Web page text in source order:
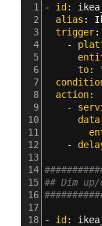
1 - id :
2
  alias
:
3
  trigger
:
4
-
5
6
to:
7
8
  action
:
9
-
10
data
11
12
-
13
14
15 ## Dim
16
17
18
- id :